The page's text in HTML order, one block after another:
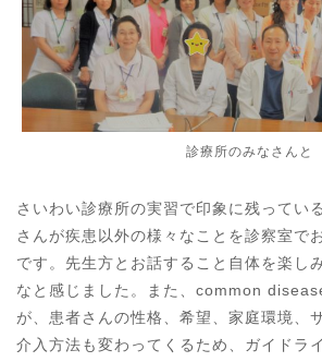
診療所のみなさんと
さいわい診療所の実習で印象に残ってい
さんが疾患以外の様々なことを診察室で
です。先生方とお話すること自体を楽し
なと感じました。また、common
が、患者さんの性格、希望、家庭環境、
介入方法も変わってくるため、ガイドラ